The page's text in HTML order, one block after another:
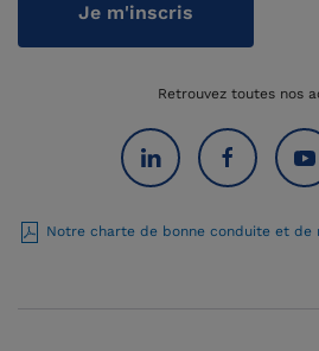
Je m'inscris
Retrouvez toutes nos
Notre charte de bonne conduite et de